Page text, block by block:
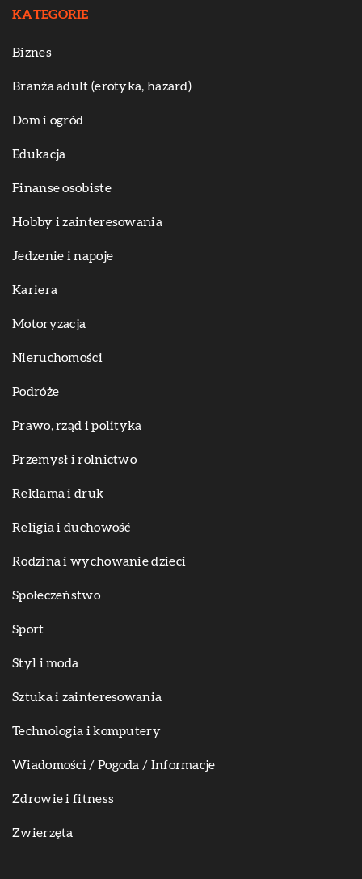
KATEGORIE
Biznes
Branża adult (erotyka, hazard)
Dom i ogród
Edukacja
Finanse osobiste
Hobby i zainteresowania
Jedzenie i napoje
Kariera
Motoryzacja
Nieruchomości
Podróże
Prawo, rząd i polityka
Przemysł i rolnictwo
Reklama i druk
Religia i duchowość
Rodzina i wychowanie dzieci
Społeczeństwo
Sport
Styl i moda
Sztuka i zainteresowania
Technologia i komputery
Wiadomości / Pogoda / Informacje
Zdrowie i fitness
Zwierzęta